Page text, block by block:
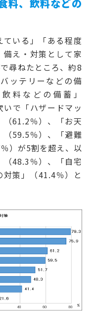
料、飲料などの
いる」「ある程度
え・対策として家
尋ねたところ、約8
ッテリーなどの備
料などの備蓄」
いで「ハザードマッ
（61.2％）、「お天
（59.5％）、「避難
）が5割を超え、以
48.3％）、「自宅
策」（41.4％）と